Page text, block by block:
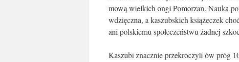
mową wielkich ongi Pomorzan. Nauka
wdzięczna, a kaszubskich książeczek
ani polskiemu społeczeństwu żadnej
Kaszubi znacznie przekroczyli ów próg